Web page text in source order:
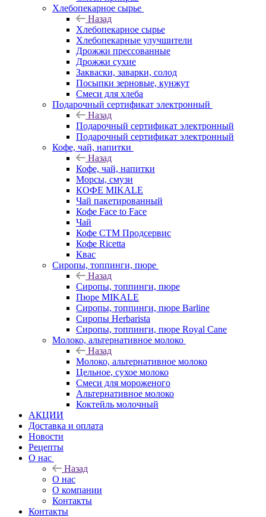
Хлебопекарное сырье
Назад
Хлебопекарное сырье
Хлебопекарные улучшители
Дрожжи прессованные
Дрожжи сухие
Закваски, заварки, солод
Посыпки зерновые, кунжут
Смеси для хлеба
Подарочный сертификат электронный
Назад
Подарочный сертификат электронный
Подарочный сертификат электронный
Кофе, чай, напитки
Назад
Кофе, чай, напитки
Морсы, смузи
КОФЕ MIKALE
Чай пакетированный
Кофе Face to Face
Чай
Кофе СТМ Продсервис
Кофе Ricetta
Квас
Сиропы, топпинги, пюре
Назад
Сиропы, топпинги, пюре
Пюре MIKALE
Сиропы, топпинги, пюре Barline
Сиропы Herbarista
Сиропы, топпинги, пюре Royal Cane
Молоко, альтернативное молоко
Назад
Молоко, альтернативное молоко
Цельное, сухое молоко
Смеси для мороженого
Альтернативное молоко
Коктейль молочный
АКЦИИ
Доставка и оплата
Новости
Рецепты
О нас
Назад
О нас
О компании
Контакты
Контакты